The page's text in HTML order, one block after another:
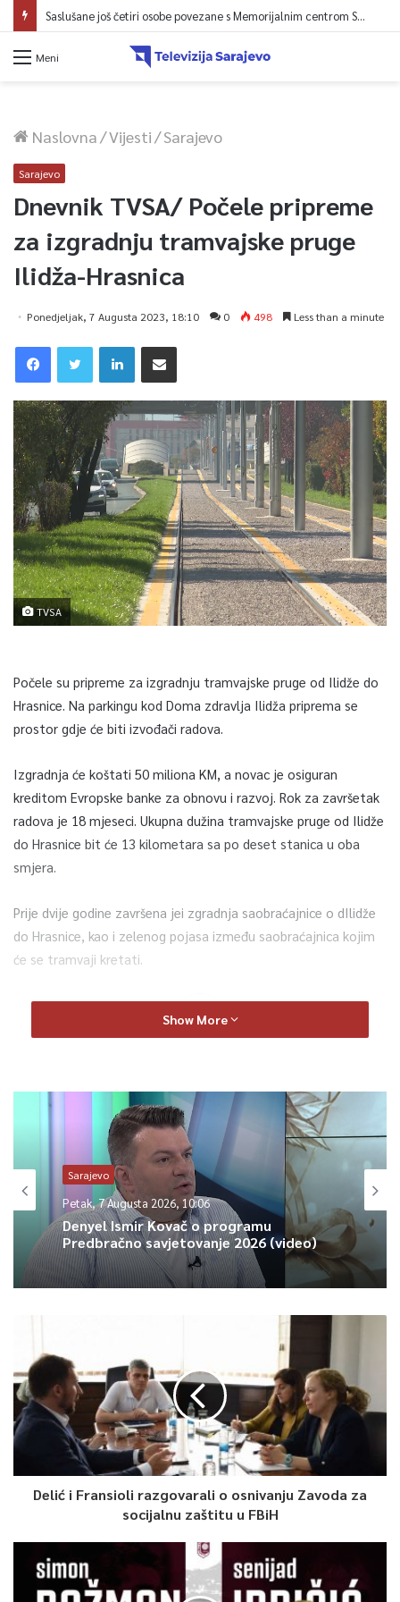
Saslušane još četiri osobe povezane s Memorijalnim centrom Srebrenica, na spisku ukupno 26
Meni
Naslovna/Vijesti/Sarajevo
Sarajevo
Dnevnik TVSA/ Počele pripreme
za izgradnju tramvajske pruge
Ilidža-Hrasnica
Ponedjeljak, 7 Augusta 2023, 18:10 0 498 Less than a minute
TVSA
Počele su pripreme za izgradnju tramvajske pruge od Ilidže do
Hrasnice. Na parkingu kod Doma zdravlja Ilidža priprema se
prostor gdje će biti izvođači radova.
Izgradnja će koštati 50 miliona KM, a novac je osiguran
kreditom Evropske banke za obnovu i razvoj. Rok za završetak
radova je 18 mjeseci. Ukupna dužina tramvajske pruge od Ilidže
do Hrasnice bit će 13 kilometara sa po deset stanica u oba
smjera.
Prije dvije godine završena jei zgradnja saobraćajnice o dIlidže
do Hrasnice, kao i zelenog pojasa između saobraćajnica kojim
će se tramvaji kretati.
0
Show More
Sarajevo
Petak, 7 Augusta 2026, 10:06
Denyel Ismir Kovač o programu
Predbračno savjetovanje 2026 (video)
Delić i Fransioli razgovarali o osnivanju Zavoda za
socijalnu zaštitu u FBiH